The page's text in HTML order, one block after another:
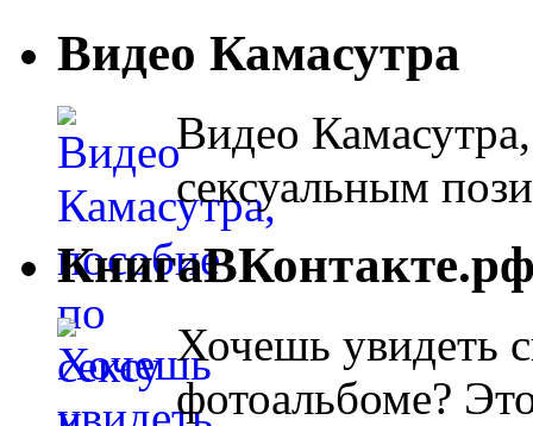
Видео Камасутра
Видео
сексуальным
Хочешь увидеть
фотоальбоме?